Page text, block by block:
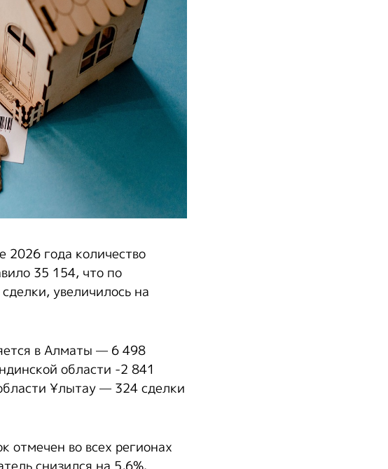
2026 года количество
35 154, что по
увеличилось на
в Алматы — 6 498
области -2 841
Ұлытау — 324 сделки
отмечен во всех регионах